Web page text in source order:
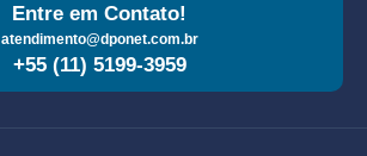
Entre em Contato!
atendimento@dponet.com.br
+55 (11) 5199-3959